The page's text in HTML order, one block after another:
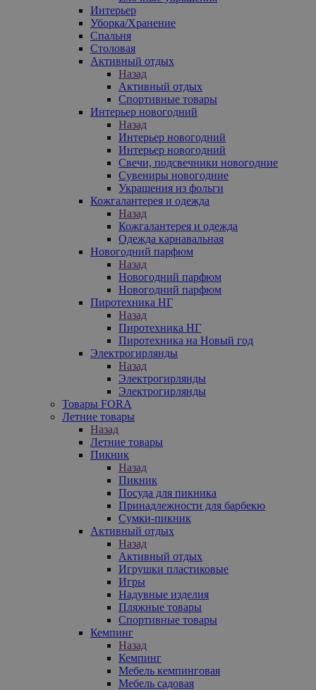
Интерьер
Уборка/Хранение
Спальня
Столовая
Активный отдых
Назад
Активный отдых
Спортивные товары
Интерьер новогодний
Назад
Интерьер новогодний
Интерьер новогодний
Свечи, подсвечники новогодние
Сувениры новогодние
Украшения из фольги
Кожгалантерея и одежда
Назад
Кожгалантерея и одежда
Одежда карнавальная
Новогодний парфюм
Назад
Новогодний парфюм
Новогодний парфюм
Пиротехника НГ
Назад
Пиротехника НГ
Пиротехника на Новый год
Электрогирлянды
Назад
Электрогирлянды
Электрогирлянды
Товары FORA
Летние товары
Назад
Летние товары
Пикник
Назад
Пикник
Посуда для пикника
Принадлежности для барбекю
Сумки-пикник
Активный отдых
Назад
Активный отдых
Игрушки пластиковые
Игры
Надувные изделия
Пляжные товары
Спортивные товары
Кемпинг
Назад
Кемпинг
Мебель кемпинговая
Мебель садовая